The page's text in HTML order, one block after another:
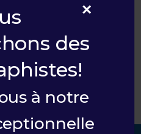
×
des
à notre